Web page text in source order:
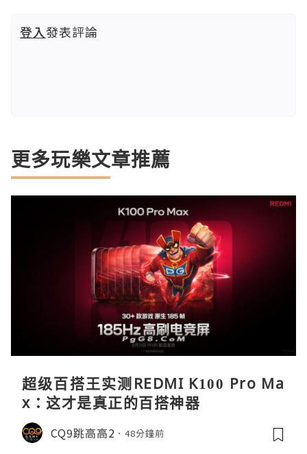
登入發表評論
更多玩樂文章推薦
超级百搭王实测REDMI K100 Pro Ma
x：这才是真正的百搭神器
CQ9跳高高2 48分鐘前